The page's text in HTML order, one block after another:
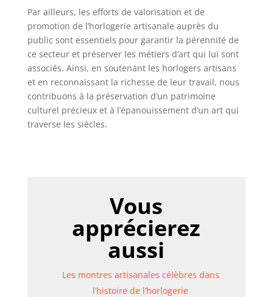
Par ailleurs, les efforts de valorisation et de
promotion de l’horlogerie artisanale auprès du
public sont essentiels pour garantir la pérennité de
ce secteur et préserver les métiers d’art qui lui sont
associés. Ainsi, en soutenant les horlogers artisans
et en reconnaissant la richesse de leur travail, nous
contribuons à la préservation d’un patrimoine
culturel précieux et à l’épanouissement d’un art qui
traverse les siècles.
Vous
apprécierez
aussi
Les montres artisanales célèbres dans
l’histoire de l’horlogerie